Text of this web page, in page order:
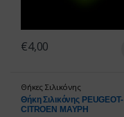
€4,00
Θήκες Σιλικόνης
Θήκη Σιλικόνης PEUGEOT-
CITROEN ΜΑΥΡΗ